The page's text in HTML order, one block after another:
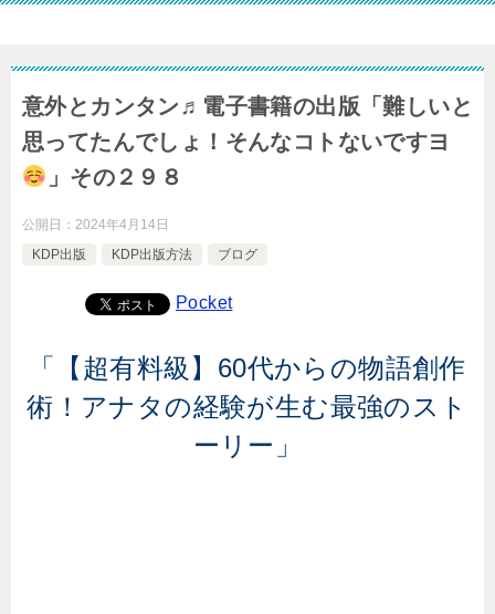
意外とカンタン♬電子書籍の出版「難しいと
思ってたんでしょ！そんなコトないですヨ
」その２９８
公開日： 2024年4月14日
KDP出版
KDP出版方法 ブログ
Pocket
「【超有料級】60代からの物語創作
術！アナタの経験が生む最強のスト
ーリー」